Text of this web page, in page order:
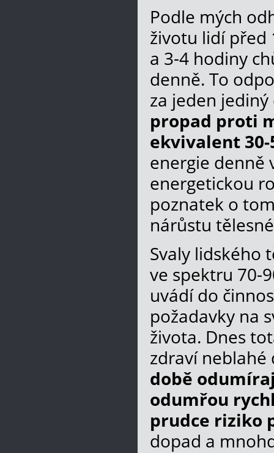
Podle mých
životu lidí před
a 3-4 hodiny
denně. To
za jeden
propad proti
ekvivalent
energie denně
energetickou
poznatek o
nárůstu
Svaly lidského
ve spektru 70-
uvádí do
požadavky na
života. Dnes
zdraví
době
odumřou
prudce riziko
dopad a